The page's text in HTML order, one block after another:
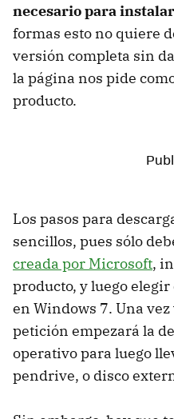
necesario para
formas esto no quiere
versión completa sin
la página nos pide
producto.
Los pasos para
sencillos, pues sólo
creada por Microsoft,
producto, y luego
en Windows 7. Una
petición empezará la
operativo para luego
pendrive, o disco